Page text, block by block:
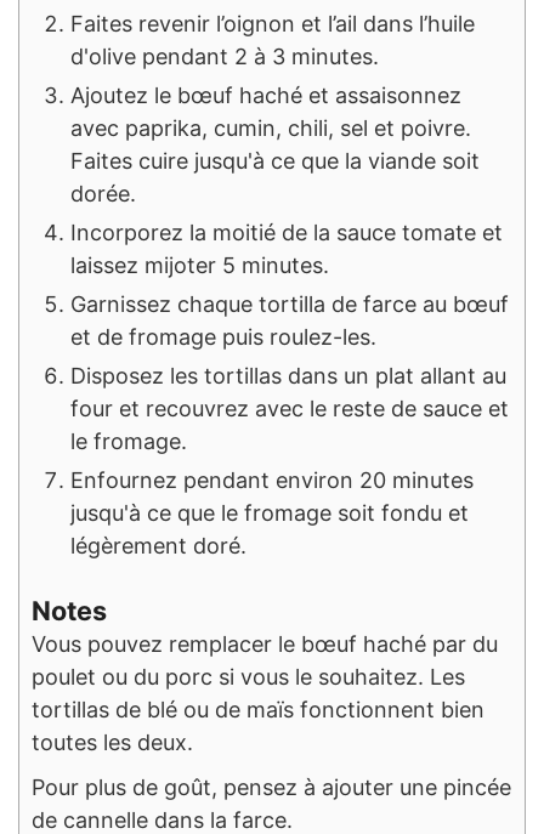
Faites revenir l’oignon et l’ail dans l’huile
d'olive pendant 2 à 3 minutes.
Ajoutez le bœuf haché et assaisonnez
avec paprika, cumin, chili, sel et poivre.
Faites cuire jusqu'à ce que la viande soit
dorée.
Incorporez la moitié de la sauce tomate et
laissez mijoter 5 minutes.
Garnissez chaque tortilla de farce au bœuf
et de fromage puis roulez-les.
Disposez les tortillas dans un plat allant au
four et recouvrez avec le reste de sauce et
le fromage.
Enfournez pendant environ 20 minutes
jusqu'à ce que le fromage soit fondu et
légèrement doré.
Notes
Vous pouvez remplacer le bœuf haché par du
poulet ou du porc si vous le souhaitez. Les
tortillas de blé ou de maïs fonctionnent bien
toutes les deux.
Pour plus de goût, pensez à ajouter une pincée
de cannelle dans la farce.